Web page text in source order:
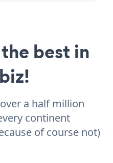
best in
a half million
continent
of course not)